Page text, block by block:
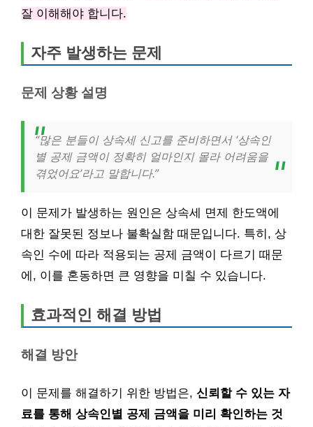
잘 이해해야 합니다.
자주 발생하는 문제
문제 상황 설명
“많은 분들이 상속세 신고를 준비하면서 ‘상속인
별 공제 금액이 정확히 얼마인지 몰라 어려움을
겪었어요’라고 말합니다.”
이 문제가 발생하는 원인은 상속세 면제 한도액에
대한 잘못된 정보나 불확실함 때문입니다. 특히, 상
속인 수에 따라 적용되는 공제 금액이 다르기 때문
에, 이를 혼동하면 큰 영향을 미칠 수 있습니다.
효과적인 해결 방법
해결 방안
이 문제를 해결하기 위한 방법은, 신뢰할 수 있는 자
료를 통해 상속인별 공제 금액을 미리 확인하는 것